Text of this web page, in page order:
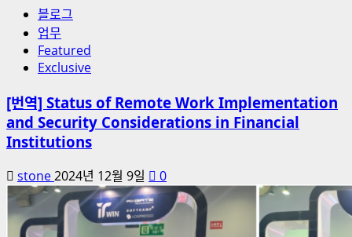
블로그
업무
Featured
Exclusive
[번역] Status of Remote Work Implementation
and Security Considerations in Financial
Institutions
stone2024년 12월 9일 0